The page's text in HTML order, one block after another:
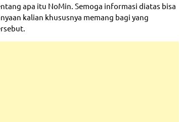
apa itu NoMin. Semoga informasi diatas bisa
kalian khususnya memang bagi yang